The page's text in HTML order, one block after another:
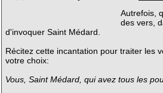
Autrefois,
des vers,
d'invoquer Saint Médard.
Récitez cette incantation pour traiter les
votre choix:
Vous, Saint Médard, qui avez tous les